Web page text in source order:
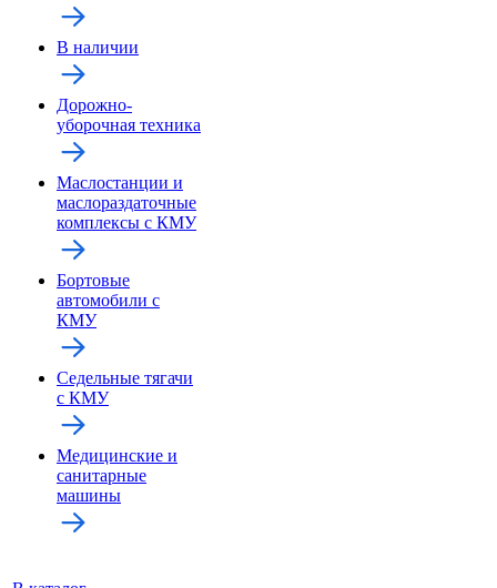
В наличии
Дорожно-
уборочная техника
Маслостанции и
маслораздаточные
комплексы с КМУ
Бортовые
автомобили с
КМУ
Седельные тягачи
с КМУ
Медицинские и
санитарные
машины